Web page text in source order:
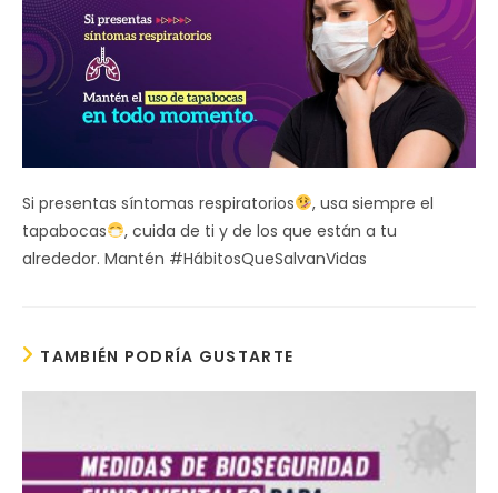
Si presentas síntomas respiratorios
, usa siempre el
tapabocas
, cuida de ti y de los que están a tu
alrededor. Mantén #HábitosQueSalvanVidas
TAMBIÉN PODRÍA GUSTARTE